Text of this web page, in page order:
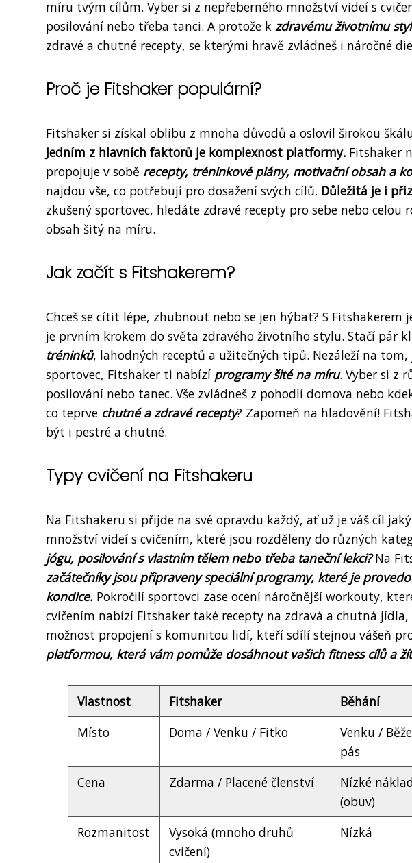
míru tvým cílům. Vyber si z nepřeberného množství videí s
posilování nebo třeba tanci. A protože k zdravému životnímu
zdravé a chutné recepty, se kterými hravě zvládneš i náročné
Proč je Fitshaker populární?
Fitshaker si získal oblibu z mnoha důvodů a oslovil širokou
Jedním z hlavních faktorů je komplexnost platformy. Fitshaker
propojuje v sobě recepty, tréninkové plány, motivační obsah a
najdou vše, co potřebují pro dosažení svých cílů. Důležitá je i
zkušený sportovec, hledáte zdravé recepty pro sebe nebo
obsah šitý na míru.
Jak začít s Fitshakerem?
Chceš se cítit lépe, zhubnout nebo se jen hýbat? S Fitshakerem
je prvním krokem do světa zdravého životního stylu. Stačí pár
tréninků, lahodných receptů a užitečných tipů. Nezáleží na
sportovec, Fitshaker ti nabízí programy šité na míru. Vyber si z
posilování nebo tanec. Vše zvládneš z pohodlí domova nebo
co teprve chutné a zdravé recepty? Zapomeň na hladovění!
být i pestré a chutné.
Typy cvičení na Fitshakeru
Na Fitshakeru si přijde na své opravdu každý, ať už je váš cíl
množství videí s cvičením, které jsou rozděleny do různých
jógu, posilování s vlastním tělem nebo třeba taneční lekci?Na
začátečníky jsou připraveny speciální programy, které je
kondice. Pokročilí sportovci zase ocení náročnější workouty,
cvičením nabízí Fitshaker také recepty na zdravá a chutná
možnost propojení s komunitou lidí, kteří sdílí stejnou vášeň
platformou, která vám pomůže dosáhnout vašich fitness cílů a
Vlastnost Fitshaker Běhání
Místo
Doma / Venku / Fitko
Venku /
pás
Cena Zdarma / Placené členství
Nízké
(obuv)
Rozmanitost
Vysoká (mnoho druhů
cvičení)
Nízká